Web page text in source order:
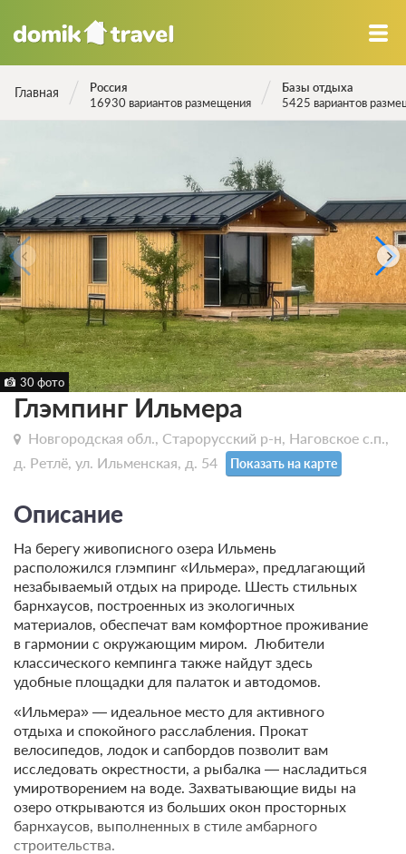
Главная
Россия
16930 вариантов размещения
Базы отдыха
5425 вариантов
30 фото
Глэмпинг Ильмера
Новгородская обл., Старорусский р-н, Наговское с.п.,
д. Ретлё, ул. Ильменская, д. 54
Показать на карте
Описание
На берегу живописного озера Ильмень
расположился глэмпинг «Ильмера», предлагающий
незабываемый отдых на природе. Шесть стильных
барнхаусов, построенных из экологичных
материалов, обеспечат вам комфортное проживание
в гармонии с окружающим миром. Любители
классического кемпинга также найдут здесь
удобные площадки для палаток и автодомов.
«Ильмера» — идеальное место для активного
отдыха и спокойного расслабления. Прокат
велосипедов, лодок и сапбордов позволит вам
исследовать окрестности, а рыбалка — насладиться
умиротворением на воде. Захватывающие виды на
озеро открываются из больших окон просторных
барнхаусов, выполненных в стиле амбарного
строительства.